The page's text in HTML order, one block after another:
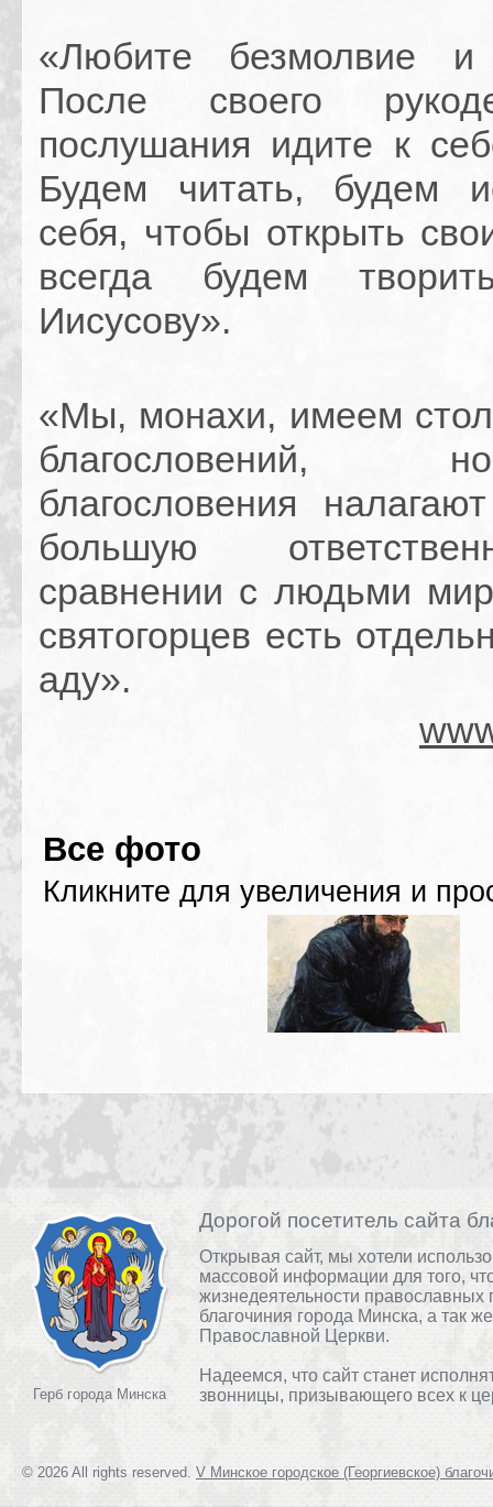
«Любите безмолвие и
После своего
послушания идите к
Будем читать, будем
себя, чтобы открыть
всегда будем
Иисусову».
«Мы, монахи, имеем
благословения
большую
сравнении с людьми
святогорцев есть
аду».
Все фото
Кликните для увеличения и
Герб города Минска
Дорогой посетитель сайта
Открывая сайт, мы хотели
массовой информации для того,
жизнедеятельности православных
благочиния города Минска, а так
Православной Церкви.
Надеемся, что сайт станет
звонницы, призывающего всех к
© 2026 All rights reserved. V Минское городское (Георгиевское)